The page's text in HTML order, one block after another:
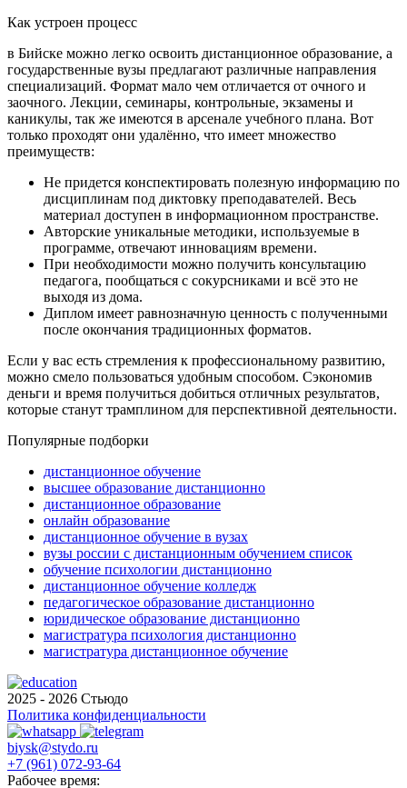
Как устроен процесс
в Бийске можно легко освоить дистанционное образование, а
государственные вузы предлагают различные направления
специализаций. Формат мало чем отличается от очного и
заочного. Лекции, семинары, контрольные, экзамены и
каникулы, так же имеются в арсенале учебного плана. Вот
только проходят они удалённо, что имеет множество
преимуществ:
Не придется конспектировать полезную информацию по
дисциплинам под диктовку преподавателей. Весь
материал доступен в информационном пространстве.
Авторские уникальные методики, используемые в
программе, отвечают инновациям времени.
При необходимости можно получить консультацию
педагога, пообщаться с сокурсниками и всё это не
выходя из дома.
Диплом имеет равнозначную ценность с полученными
после окончания традиционных форматов.
Если у вас есть стремления к профессиональному развитию,
можно смело пользоваться удобным способом. Сэкономив
деньги и время получиться добиться отличных результатов,
которые станут трамплином для перспективной деятельности.
Популярные подборки
дистанционное обучение
высшее образование дистанционно
дистанционное образование
онлайн образование
дистанционное обучение в вузах
вузы россии с дистанционным обучением список
обучение психологии дистанционно
дистанционное обучение колледж
педагогическое образование дистанционно
юридическое образование дистанционно
магистратура психология дистанционно
магистратура дистанционное обучение
2025 - 2026 Стьюдо
Политика конфиденциальности
biysk@stydo.ru
+7 (961) 072-93-64
Рабочее время: